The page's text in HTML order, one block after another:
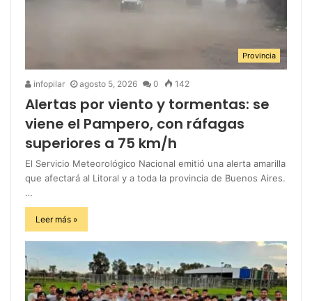
Provincia
infopilar agosto 5, 2026 0 142
Alertas por viento y tormentas: se
viene el Pampero, con ráfagas
superiores a 75 km/h
El Servicio Meteorológico Nacional emitió una alerta amarilla
que afectará al Litoral y a toda la provincia de Buenos Aires.
…
Leer más »